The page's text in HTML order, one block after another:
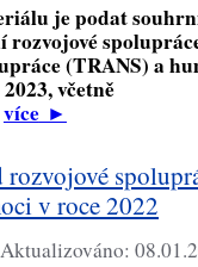
je podat
(TRANS) a
včetně
více►
v roce 2022
Aktualizováno: